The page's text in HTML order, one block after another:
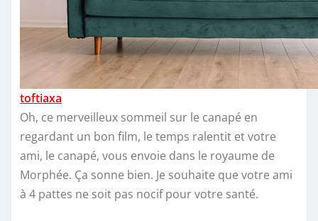
toftiaxa
Oh, ce merveilleux sommeil sur le canapé en
regardant un bon film, le temps ralentit et votre
ami, le canapé, vous envoie dans le royaume de
Morphée. Ça sonne bien. Je souhaite que votre ami
à 4 pattes ne soit pas nocif pour votre santé.